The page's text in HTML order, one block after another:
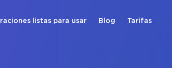
listas para usar Blog Tarifas